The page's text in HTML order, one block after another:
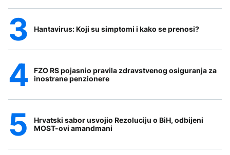
Hantavirus: Koji su simptomi i kako se prenosi?
FZO RS pojasnio pravila zdravstvenog osiguranja za
inostrane penzionere
Hrvatski sabor usvojio Rezoluciju o BiH, odbijeni
MOST-ovi amandmani